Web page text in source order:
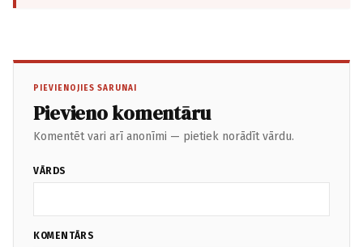
PIEVIENOJIES SARUNAI
Pievieno komentāru
Komentēt vari arī anonīmi — pietiek norādīt vārdu.
VĀRDS
KOMENTĀRS